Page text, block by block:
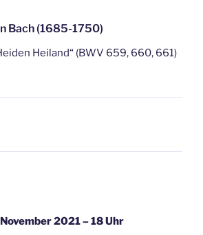
Bach (1685-1750)
Heiland“ (BWV 659, 660, 661)
2021 – 18 Uhr